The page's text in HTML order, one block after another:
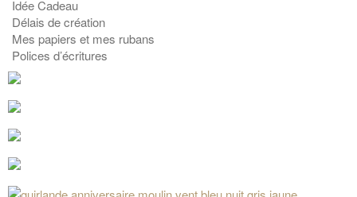
Idée Cadeau
Délais de création
Mes papiers et mes rubans
Polices d’écritures